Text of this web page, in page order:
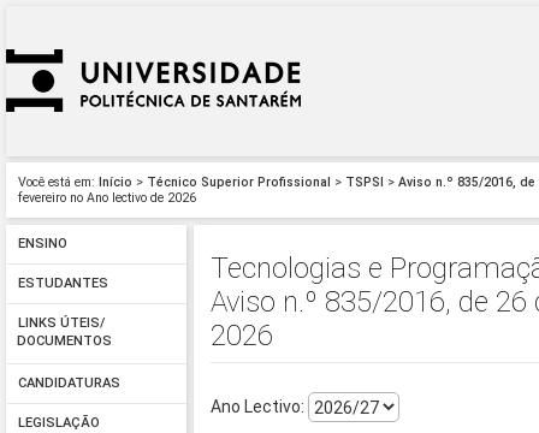
Você está em: Início > Técnico Superior Profissional > TSPSI > Aviso n.º 835/2016,
fevereiro no Ano lectivo de 2026
ENSINO
ESTUDANTES
LINKS ÚTEIS/
DOCUMENTOS
CANDIDATURAS
LEGISLAÇÃO
Tecnologias e
Aviso n.º 835/2016, de
2026
Ano Lectivo: